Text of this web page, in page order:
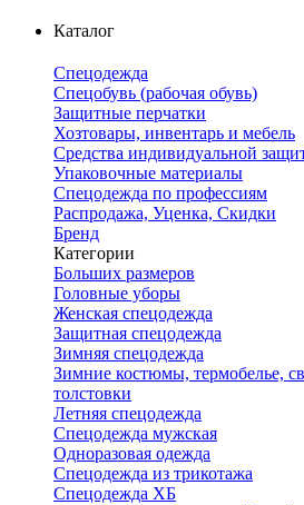
Каталог
Спецодежда
Спецобувь (рабочая обувь)
Защитные перчатки
Хозтовары, инвентарь и мебель
Средства индивидуальной
Упаковочные материалы
Спецодежда по профессиям
Распродажа, Уценка, Скидки
Бренд
Категории
Больших размеров
Головные уборы
Женская спецодежда
Защитная спецодежда
Зимняя спецодежда
Зимние костюмы, термобелье,
толстовки
Летняя спецодежда
Спецодежда мужская
Одноразовая одежда
Спецодежда из трикотажа
Спецодежда ХБ